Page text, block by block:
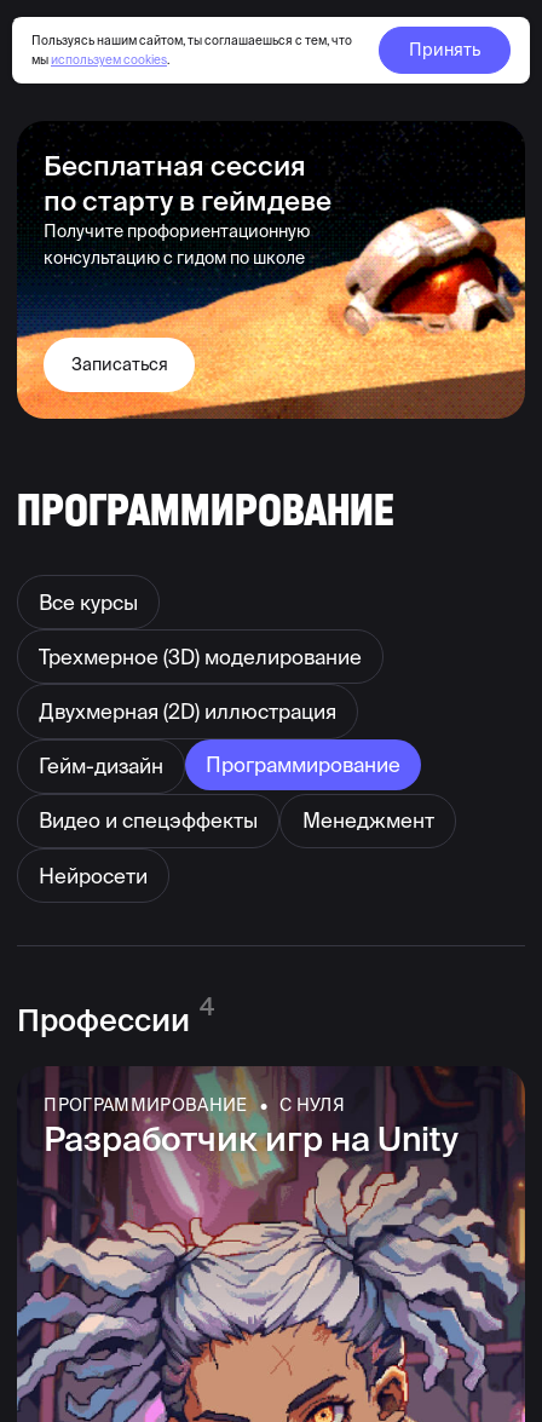
Бесплатная сессия
по старту в геймдеве
Получите профориентационную
консультацию с гидом по школе
Записаться
ПРОГРАММИРО­ВАНИЕ
Двухмерная (2D) иллюстрация
Видео и спецэффекты
Нейросети
Профессии 4
ПРОГРАММИРОВАНИЕ • С НУЛЯ
Разработчик игр на Unity
10 МЕСЯЦЕВ -45%
ПРОГРАММИРОВАНИЕ • С НУЛЯ
Разработчик игр на Unreal
Engine
Пользуясь нашим сайтом, ты соглашаешься с тем, что
мыиспользуем cookies. Принять